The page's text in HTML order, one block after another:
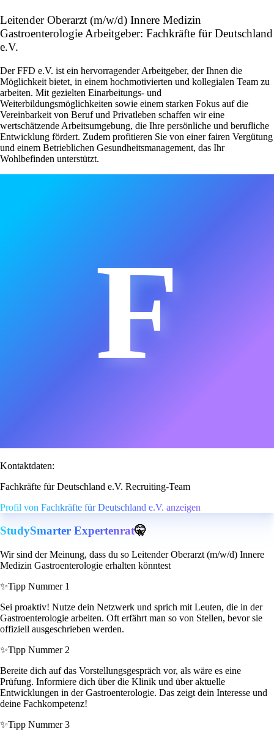
Leitender Oberarzt (m/w/d) Innere Medizin
Gastroenterologie Arbeitgeber: Fachkräfte für Deutschland
e.V.
Der FFD e.V. ist ein hervorragender Arbeitgeber, der Ihnen die
Möglichkeit bietet, in einem hochmotivierten und kollegialen Team zu
arbeiten. Mit gezielten Einarbeitungs- und
Weiterbildungsmöglichkeiten sowie einem starken Fokus auf die
Vereinbarkeit von Beruf und Privatleben schaffen wir eine
wertschätzende Arbeitsumgebung, die Ihre persönliche und berufliche
Entwicklung fördert. Zudem profitieren Sie von einer fairen Vergütung
und einem Betrieblichen Gesundheitsmanagement, das Ihr
Wohlbefinden unterstützt.
F
Kontaktdaten:
Fachkräfte für Deutschland e.V. Recruiting-Team
Profil von Fachkräfte für Deutschland e.V. anzeigen
StudySmarter Expertenrat🤫
Wir sind der Meinung, dass du so Leitender Oberarzt (m/w/d) Innere
Medizin Gastroenterologie erhalten könntest
✨Tipp Nummer 1
Sei proaktiv! Nutze dein Netzwerk und sprich mit Leuten, die in der
Gastroenterologie arbeiten. Oft erfährt man so von Stellen, bevor sie
offiziell ausgeschrieben werden.
✨Tipp Nummer 2
Bereite dich auf das Vorstellungsgespräch vor, als wäre es eine
Prüfung. Informiere dich über die Klinik und über aktuelle
Entwicklungen in der Gastroenterologie. Das zeigt dein Interesse und
deine Fachkompetenz!
✨Tipp Nummer 3